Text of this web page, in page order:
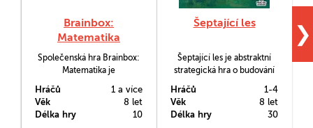
Brainbox:
Matematika
Společenská hra Brainbox:
Matematika je
procvičení paměti a učení i
utužování základních
matematických úkonů,
Hráčů
1 a více
Věk
8 let
Délka hry
10
Šeptající les
Šeptající les je abstraktní
strategická hra o budování
Hráčů
1-4
Věk
8 let
Délka hry
30
❯